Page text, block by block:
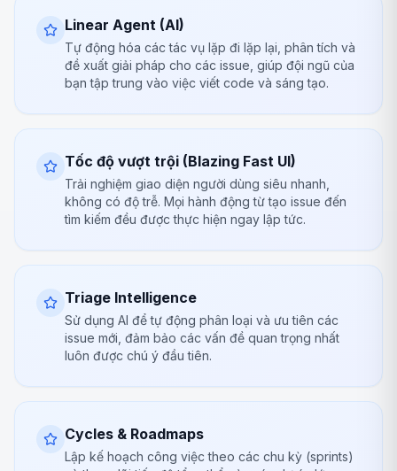
Linear Agent (AI)
Tự động hóa các tác vụ lặp đi lặp lại, phân tích và
đề xuất giải pháp cho các issue, giúp đội ngũ của
bạn tập trung vào việc viết code và sáng tạo.
Tốc độ vượt trội (Blazing Fast UI)
Trải nghiệm giao diện người dùng siêu nhanh,
không có độ trễ. Mọi hành động từ tạo issue đến
tìm kiếm đều được thực hiện ngay lập tức.
Triage Intelligence
Sử dụng AI để tự động phân loại và ưu tiên các
issue mới, đảm bảo các vấn đề quan trọng nhất
luôn được chú ý đầu tiên.
Cycles & Roadmaps
Lập kế hoạch công việc theo các chu kỳ (sprints)